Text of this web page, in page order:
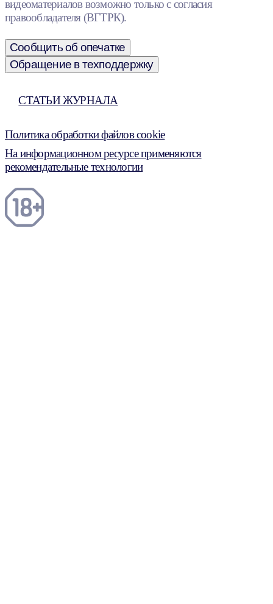
видеоматериалов возможно только с согласия
правообладателя (ВГТРК).
Сообщить об опечатке
Обращение в техподдержку
СТАТЬИ ЖУРНАЛА
Политика обработки файлов cookie
На информационном ресурсе применяются
рекомендательные технологии